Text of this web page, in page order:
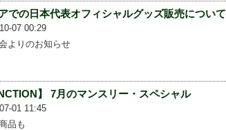
での日本代表オフィシャルグッズ販売について
07 00:29
よりのお知らせ
】 7月のマンスリー・スペシャル
01 11:45
品も